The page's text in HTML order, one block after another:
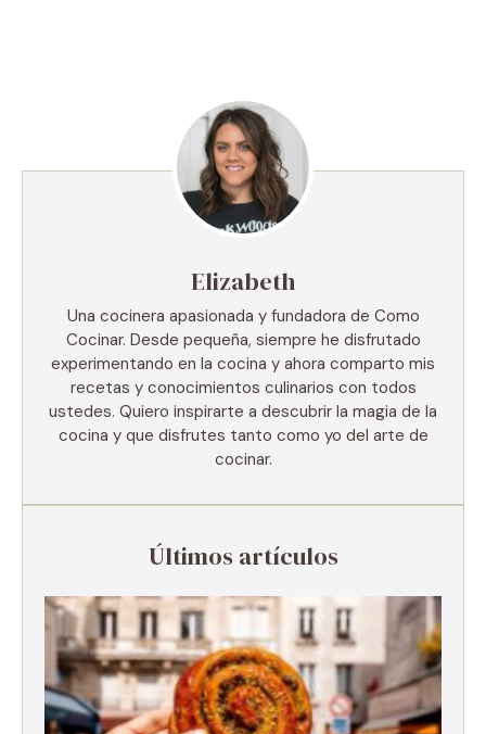
Elizabeth
Una cocinera apasionada y fundadora de Como
Cocinar. Desde pequeña, siempre he disfrutado
experimentando en la cocina y ahora comparto mis
recetas y conocimientos culinarios con todos
ustedes. Quiero inspirarte a descubrir la magia de la
cocina y que disfrutes tanto como yo del arte de
cocinar.
Últimos artículos